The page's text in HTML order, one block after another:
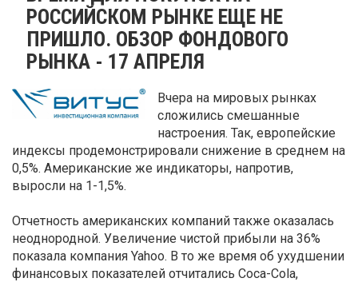
РОССИЙСКОМ РЫНКЕ ЕЩЕ НЕ
ПРИШЛО. ОБЗОР ФОНДОВОГО
РЫНКА - 17 АПРЕЛЯ
Вчера на мировых рынках
сложились смешанные
настроения. Так, европейские
индексы продемонстрировали снижение в среднем на
0,5%. Американские же индикаторы, напротив,
выросли на 1-1,5%.
Отчетность американских компаний также оказалась
неоднородной. Увеличение чистой прибыли на 36%
показала компания Yahoo. В то же время об ухудшении
финансовых показателей отчитались Coca-Cola,